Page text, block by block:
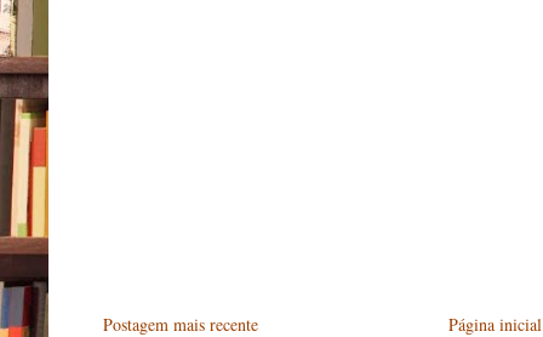
Postagem mais recente Página inicial